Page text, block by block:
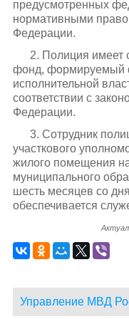
предусмотренных
нормативными
Федерации.
2. Полиция
фонд, формируемый
исполнительной
соответствии с
Федерации.
3. Сотрудник
участкового
жилого помещения
муниципального
шесть месяцев со
обеспечивается
Управление МВД